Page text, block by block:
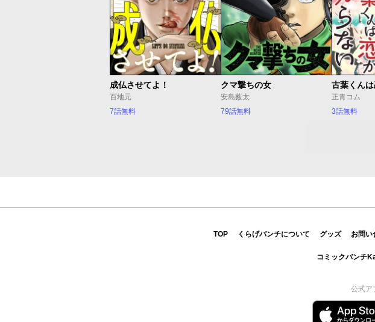
成仏させてよ！
百地元
7話無料
クマ撃ちの女
安島薮太
79話無料
古葉くん
正青コム
3話無料
TOP くらげバンチについて グッズ お問い
コミックバンチ
公式ア